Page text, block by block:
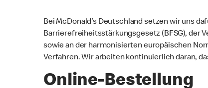
Bei McDonald’s Deutschland setzen wir uns
Barrierefreiheitsstärkungsgesetz (BFSG), der
sowie an der harmonisierten europäischen
Verfahren. Wir arbeiten kontinuierlich daran,
Online-Bestellung